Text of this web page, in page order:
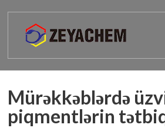
Mürəkkəblərdə
piqmentlərin